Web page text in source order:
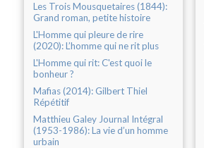
Les Trois Mousquetaires (1844):
Grand roman, petite histoire
L'Homme qui pleure de rire
(2020): L’homme qui ne rit plus
L'Homme qui rit: C'est quoi le
bonheur ?
Mafias (2014): Gilbert Thiel
Répétitif
Matthieu Galey Journal Intégral
(1953-1986): La vie d’un homme
urbain